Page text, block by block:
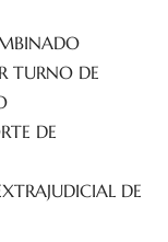
TURNO DE
DE
DE